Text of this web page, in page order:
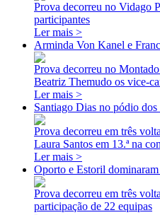
Prova decorreu no Vidago
participantes
Ler mais >
Arminda Von Kanel e
Prova decorreu no
Beatriz Themudo os vice-
Ler mais >
Santiago Dias no pódio
Prova decorreu em três
Laura Santos em 13.ª na
Ler mais >
Oporto e Estoril
Prova decorreu em três
participação de 22 equipas